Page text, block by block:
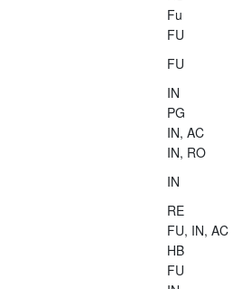
Fu
FU
FU
IN
PG
IN, AC
IN, RO
IN
RE
FU, IN, AC
HB
FU